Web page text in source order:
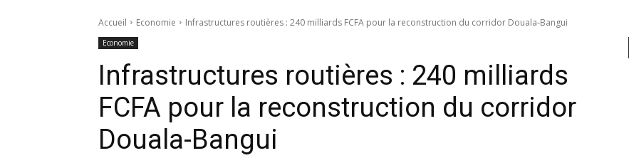
Accueil Economie Infrastructures routières : 240 milliards FCFA pour la reconstruction du corridor Douala-Bangui
Economie
Infrastructures routières : 240 milliards
FCFA pour la reconstruction du corridor
Douala-Bangui